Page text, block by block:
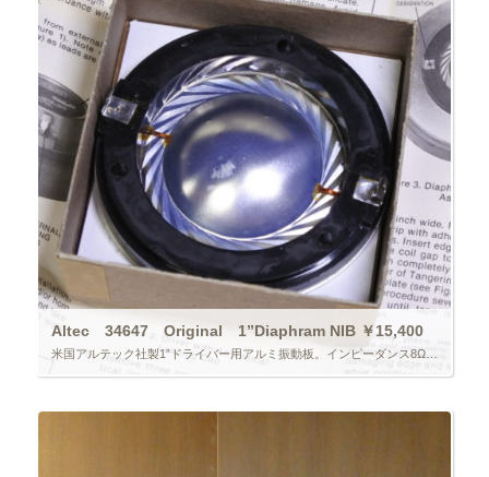
Altec 34647 Original 1”Diaphram NIB ￥15,400